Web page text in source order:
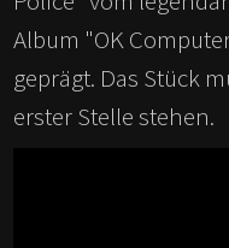
Album "OK
geprägt. Das Stück
erster Stelle stehen.